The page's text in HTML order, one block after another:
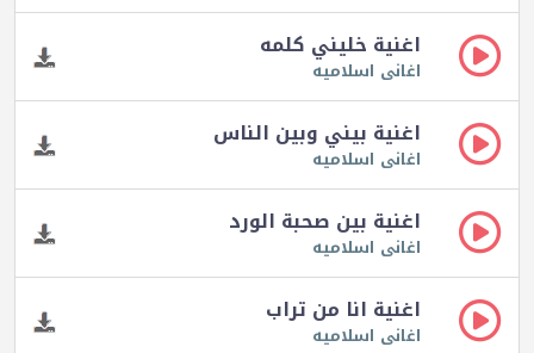
اغنية خليني كلمه
اغانى اسلاميه
اغنية بيني وبين الناس
اغانى اسلاميه
اغنية بين صحبة الورد
اغانى اسلاميه
اغنية انا من تراب
اغانى اسلاميه